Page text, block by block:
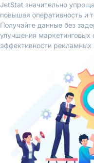
JetStat значительно
повышая оперативность и
Получайте данные без
улучшения маркетинговых
эффективности рекламных